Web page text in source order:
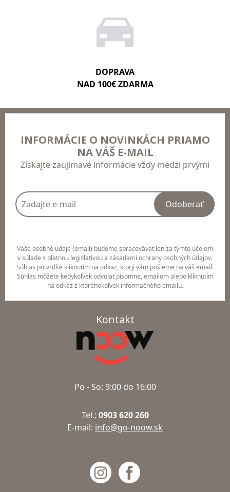
DOPRAVA
NAD 100€ ZDARMA
INFORMÁCIE O NOVINKÁCH PRIAMO
NA VÁŠ E-MAIL
Získajte zaujímavé informácie vždy medzi prvými
Odoberať
Vaše osobné údaje (email) budeme spracovávať len za týmto účelom
v súlade s platnou legislatívou a zásadami ochrany osobných údajov.
Súhlas potvrdíte kliknutím na odkaz, ktorý vám pošleme na váš email.
Súhlas môžete kedykoľvek odvolať písomne, emailom alebo kliknutím
na odkaz z ktoréhokoľvek informačného emailu.
Kontakt
Po - So: 9:00 do 16:00
Tel.: 0903 620 260
E-mail: info@go-noow.sk